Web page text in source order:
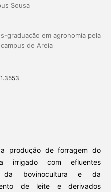
Sousa
graduação em agronomia pela
de Areia
produção de forragem do
irrigado com efluentes
da bovinocultura e da
de leite e derivados